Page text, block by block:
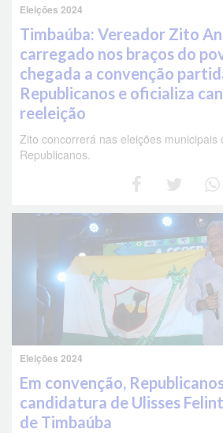
Eleições 2024
Timbaúba: Vereador Zito
carregado nos braços do
chegada a convenção
Republicanos e oficializa
reeleição
Zito concorrerá nas eleições municipais
Republicanos.
Eleições 2024
Em convenção,
candidatura de Ulisses
de Timbaúba